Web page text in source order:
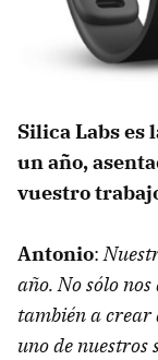
Silica Labs es
un año,
vuestro
Antonio:
año. No sólo
también a crear
uno de nuestros